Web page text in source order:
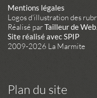
Mentions légales
Logos d'illustration des
Réalisé parTailleur de Web.
Site réalisé avec SPIP
2009-2026 La Marmite
Plan du site